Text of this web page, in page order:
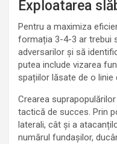
Exploatarea
Pentru a maximiza
formația 3-4-3 ar trebui
adversarilor și să
putea include vizarea
spațiilor lăsate de o linie
Crearea
tactică de succes. Prin
laterali, cât și a
numărul fundașilor,